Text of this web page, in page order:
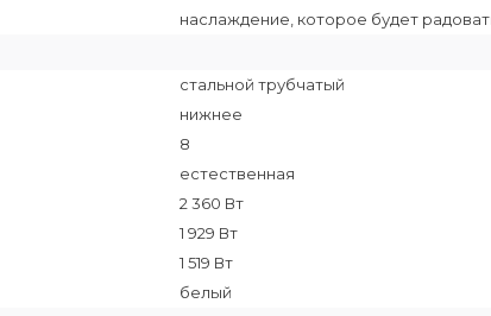
наслаждение, которое будет
стальной трубчатый
нижнее
8
естественная
2 360 Вт
1 929 Вт
1 519 Вт
белый